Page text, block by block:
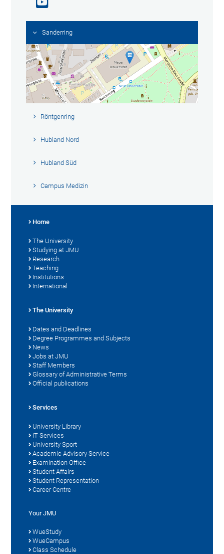
Sanderring
Röntgenring
Hubland Nord
Hubland Süd
Campus Medizin
Home
The University
Studying at JMU
Research
Teaching
Institutions
International
The University
Dates and Deadlines
Degree Programmes and Subjects
News
Jobs at JMU
Staff Members
Glossary of Administrative Terms
Official publications
Services
University Library
IT Services
University Sport
Academic Advisory Service
Examination Office
Student Affairs
Student Representation
Career Centre
Your JMU
WueStudy
WueCampus
Class Schedule